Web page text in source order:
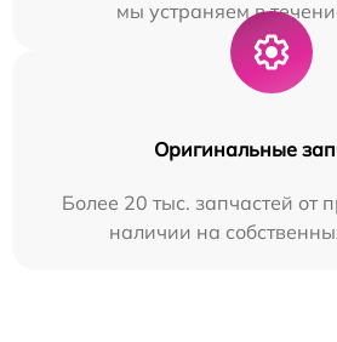
мы устраняем в
Оригинальные
Более 20 тыс. запчастей от
наличии на